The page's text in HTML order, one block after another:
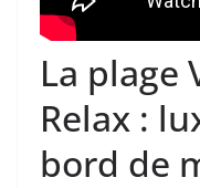
La plage
Relax :
bord de